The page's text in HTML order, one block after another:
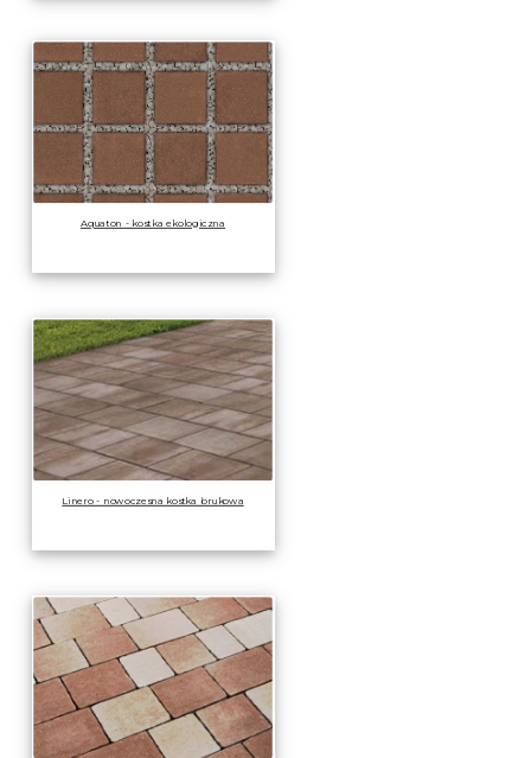
Aquaton - kostka ekologiczna
Linero - nowoczesna kostka brukowa